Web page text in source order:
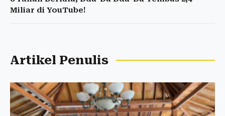
Miliar di YouTube!
Artikel Penulis